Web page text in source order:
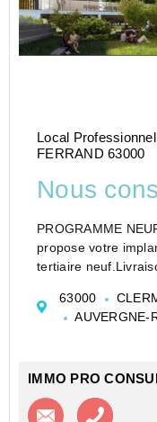
Local
FERRAND 63000
Nous
PROGRAMME
propose votre
tertiaire
de bureaux totale
balco...
63000
AUVERGNE-
IMMO PRO
Contacter